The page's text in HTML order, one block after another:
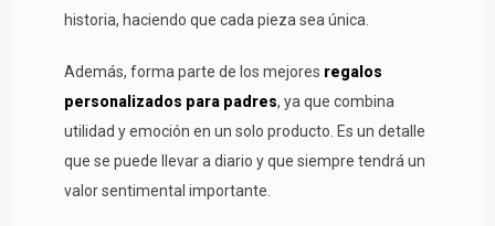
historia, haciendo que cada pieza sea única.
Además, forma parte de los mejores regalos
personalizados para padres, ya que combina
utilidad y emoción en un solo producto. Es un detalle
que se puede llevar a diario y que siempre tendrá un
valor sentimental importante.